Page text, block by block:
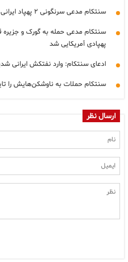
سنتکام مدعی سرنگونی ۲ پهپاد ایرانی شد
سنتکام مدعی حمله به گورک و
پهپادی آمریکایی شد
ادعای سنتکام: وارد نفتکش ایرانی
سنتکام حملات به ناوشکن‌هایش را
ارسال نظر